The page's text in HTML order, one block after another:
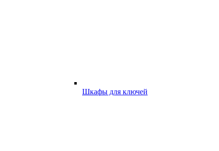
Шкафы для ключей